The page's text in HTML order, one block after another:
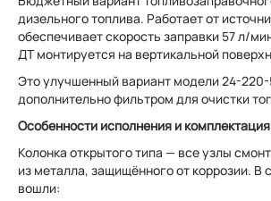
дизельного топлива. Работает от
обеспечивает скорость заправки 57 л/
ДТ монтируется на вертикальной
Это улучшенный вариант модели 24-
дополнительно фильтром для очистки
Особенности исполнения и комплектация
Колонка открытого типа — все узлы
из металла, защищённого от коррозии. В
вошли: